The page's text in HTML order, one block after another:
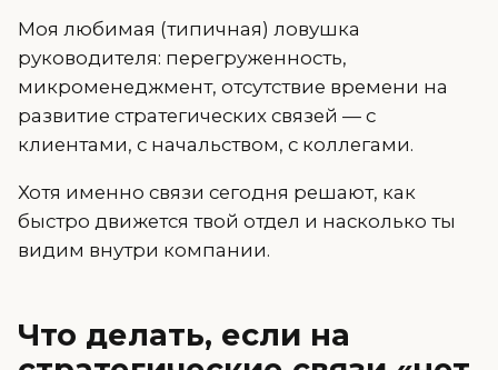
Моя любимая (типичная) ловушка
руководителя: перегруженность,
микроменеджмент, отсутствие времени на
развитие стратегических связей — с
клиентами, с начальством, с коллегами.
Хотя именно связи сегодня решают, как
быстро движется твой отдел и насколько ты
видим внутри компании.
Что делать, если на